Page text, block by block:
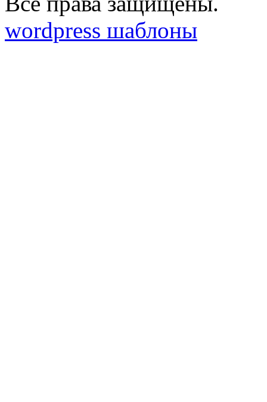
wordpress шаблоны